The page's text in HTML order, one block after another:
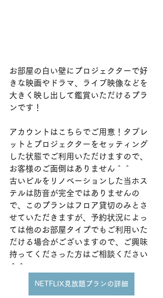
お部屋の白い壁にプロジェクターで好
きな映画やドラマ、ライブ映像などを
大きく映し出して鑑賞いただけるプラ
ンです！
アカウントはこちらでご用意！タブレ
ットとプロジェクターをセッティング
した状態でご利用いただけますので、
お客様のご面倒はありません＾＾
古いビルをリノベーションした当ホス
テルは防音が完全ではありませんの
で、このプランはフロア貸切のみとさ
せていただきますが、予約状況によっ
ては他のお部屋タイプでもご利用いた
だける場合がございますので、ご興味
持ってくださった方はご相談ください
＾＾
NETFLIX見放題プランの詳細